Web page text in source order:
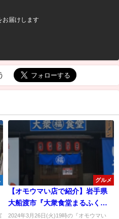
お届けします
グルメ
【オモウマい店で紹介】岩手県
大船渡市『大衆食堂まるふく』
の「鍋カツカレー」と鯛だし中
2024年3月26日(火)19時の『オモウマい